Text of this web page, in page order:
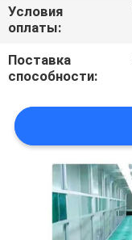
НОВОСТИ
СПРОСИТЕ
VR
КАРТА
САЙТА
Условия
оплаты:
Поставка
способности: